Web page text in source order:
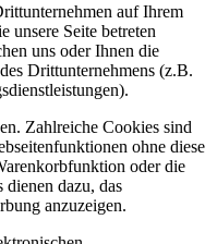
auf Ihrem
unsere Seite betreten
uns oder Ihnen die
Drittunternehmens (z.B.
Zahlreiche Cookies sind
ohne diese
oder die
dazu, das
anzuzeigen.